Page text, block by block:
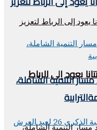
يعود إلى الرباط
التنمية الشاملة،